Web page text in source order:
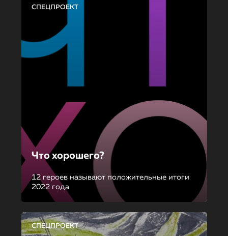
СПЕЦПРОЕКТ
Что хорошего?
12 героев называют положительные итоги
2022 года
СПЕЦПРОЕКТ